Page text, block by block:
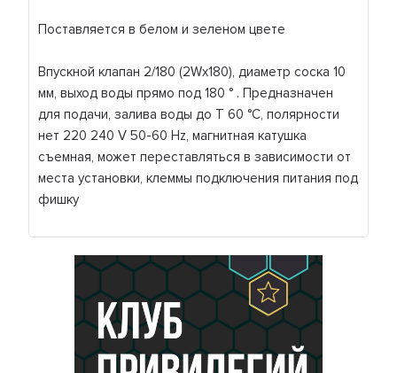
Поставляется в белом и зеленом цвете
Впускной клапан 2/180 (2Wx180), диаметр соска 10
мм, выход воды прямо под 180 ° . Предназначен
для подачи, залива воды до T 60 °C, полярности
нет 220 240 V 50-60 Hz, магнитная катушка
съемная, может переставляться в зависимости от
места установки, клеммы подключения питания под
фишку